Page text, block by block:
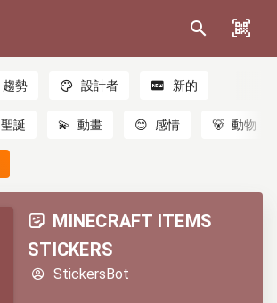
趨勢 設計者 新的
聖誕 💫 動畫 😊 感情 🐻 動物
MINECRAFT ITEMS
STICKERS
StickersBot